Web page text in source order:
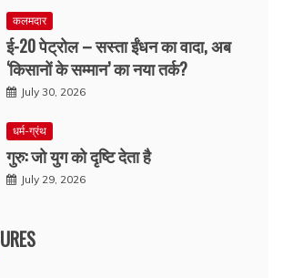
कलमदार
ई-20 पेट्रोल – सस्ता ईंधन का वादा, अब
‘किसानों के सम्मान’ का नया तर्क?
July 30, 2026
धर्म-ग्रंथ
गुरु: जो युग को दृष्टि देता है
July 29, 2026